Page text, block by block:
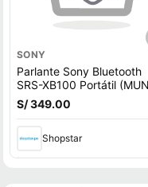
SONY
Parlante Sony Bluetooth
SRS-XB100 Portátil
ELECTRONICO)
S/ 349.00
Shopstar